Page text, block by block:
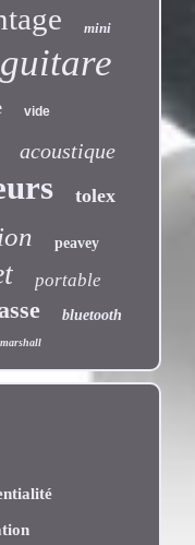
mini
guitare
vide
acoustique
tolex
peavey
portable
bluetooth
marshall